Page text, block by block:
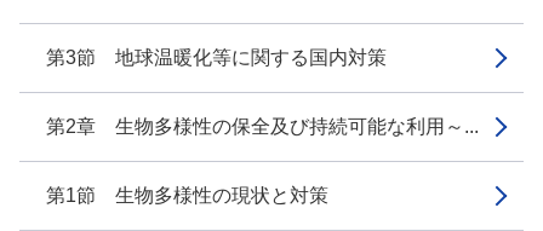
第3節 地球温暖化等に関する国内対策
第2章 生物多様性の保全及び持続可能な利用～...
第1節 生物多様性の現状と対策